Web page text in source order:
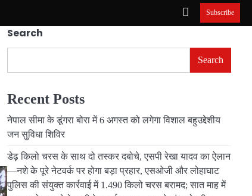
Subscribe
Search
Search
Recent Posts
नेपाल सीमा के डूंगरा बोरा में 6 अगस्त को लगेगा विशाल बहुउद्देशीय
जन सुविधा शिविर
डेढ़ किलो चरस के साथ दो तस्कर दबोचे, एसपी रेखा यादव का ऐलान
—नशे के पूरे नेटवर्क पर होगा बड़ा प्रहार, एसओजी और लोहाघाट
पुलिस की संयुक्त कार्रवाई में 1.490 किलो चरस बरामद; सात माह में